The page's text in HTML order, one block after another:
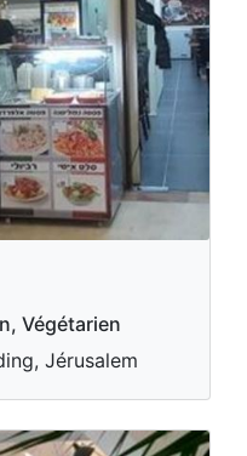
Végétarien
Jérusalem